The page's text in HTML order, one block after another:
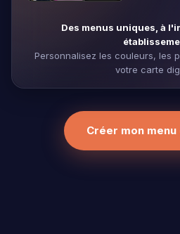
Des menus uniques, à
Personnalisez les couleurs, les
votre carte
Créer mon